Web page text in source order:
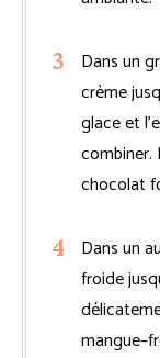
Dans un
crème
glace et
combiner.
chocolat
Dans un
froide